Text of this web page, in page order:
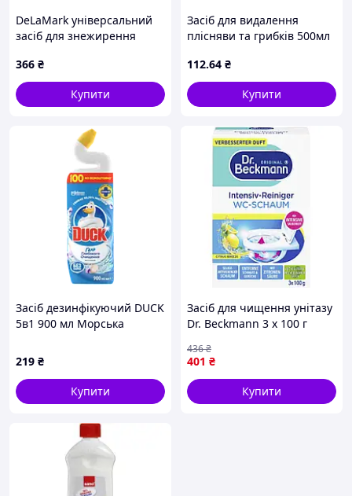
DeLaMark універсальний
засіб для знежирення
366 ₴
Купити
Засіб для видалення
плісняви та грибків 500мл
112.64 ₴
Купити
Засіб дезинфікуючий DUCK
5в1 900 мл Морська
219 ₴
Купити
Засіб для чищення унітазу
Dr. Beckmann 3 x 100 г
401 ₴
436₴
Купити